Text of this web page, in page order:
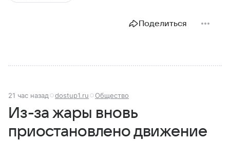
Поделиться
21 час назад dostup1.ru Общество
Из-за жары вновь
приостановлено движение